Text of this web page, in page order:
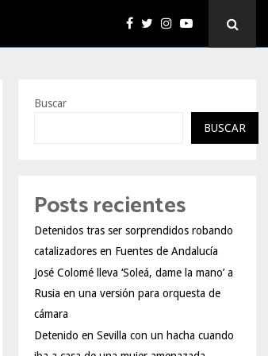
Buscar
BUSCAR
Posts recientes
Detenidos tras ser sorprendidos robando
catalizadores en Fuentes de Andalucía
José Colomé lleva ‘Soleá, dame la mano’ a
Rusia en una versión para orquesta de
cámara
Detenido en Sevilla con un hacha cuando